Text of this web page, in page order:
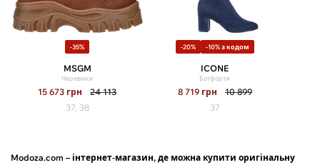
-35%
MSGM
Черевики
15 673 грн
24 113
37, 38
-20% -10% з кодом
ICONE
Ботфорти
8 719 грн
10 899
37
Modoza.com – інтернет-магазин, де можна купити оригінальну